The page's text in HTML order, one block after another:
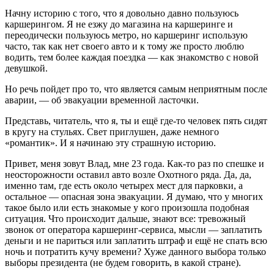
Начну историю с того, что я довольно давно пользуюсь
каршерингом. Я не езжу до магазина на каршеринге и
переодически пользуюсь метро, но каршеринг использую
часто, так как нет своего авто и к тому же просто люблю
водить, тем более каждая поездка — как знакомство с новой
девушкой.
Но речь пойдет про то, что является самым неприятным после
аварии, — об эвакуации временной ласточки.
Представь, читатель, что я, ты и ещё где-то человек пять сидят
в кругу на стульях. Свет приглушен, даже немного
«романтик». И я начинаю эту страшную историю.
Привет, меня зовут Влад, мне 23 года. Как-то раз по спешке и
неосторожности оставил авто возле Охотного ряда. Да, да,
именно там, где есть около четырех мест для парковки, а
остальное — опасная зона эвакуации. Я думаю, что у многих
такое было или есть знакомые у кого произошла подобная
ситуация. Что происходит дальше, знают все: тревожный
звонок от оператора каршеринг-сервиса, мысли — заплатить
деньги и не париться или заплатить штраф и ещё не спать всю
ночь и потратить кучу времени? Хуже данного выбора только
выборы президента (не будем говорить, в какой стране).